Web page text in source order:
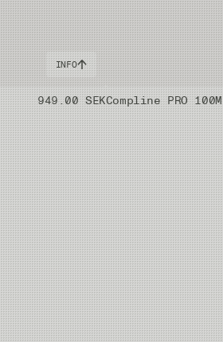
INFO
949.00 SEKCompline PRO 100M